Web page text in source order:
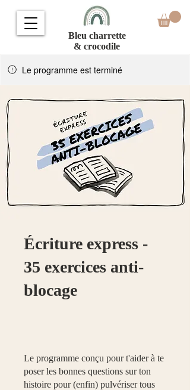
Bleu charrette
& crocodile
Le programme est terminé
Écriture express -
35 exercices anti-
blocage
Le programme conçu pour t'aider à te
poser les bonnes questions sur ton
histoire pour (enfin) pulvériser tous